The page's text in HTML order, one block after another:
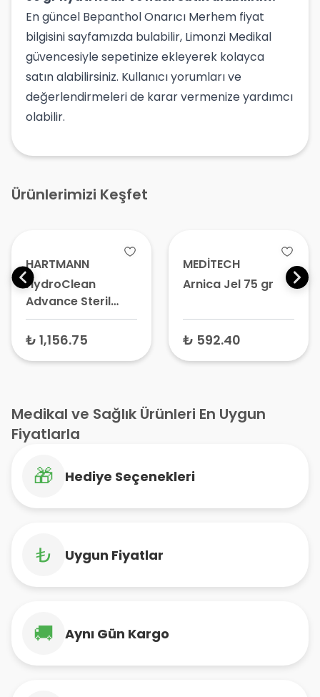
En güncel Bepanthol Onarıcı Merhem fiyat
bilgisini sayfamızda bulabilir, Limonzi Medikal
güvencesiyle sepetinize ekleyerek kolayca
satın alabilirsiniz. Kullanıcı yorumları ve
değerlendirmeleri de karar vermenize yardımcı
olabilir.
Ürünlerimizi Keşfet
HARTMANN
HydroClean
Advance Steril
Emici Yara Örtüsü
7.5 cm x 7.5 cm
₺ 1,156.75
MEDİTECH
Arnica Jel 75 gr
₺ 592.40
Medikal ve Sağlık Ürünleri En Uygun
Fiyatlarla
🎁 Hediye Seçenekleri
₺ Uygun Fiyatlar
🚚 Aynı Gün Kargo